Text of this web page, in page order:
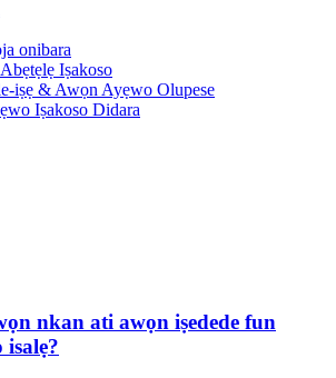
onibara
Iṣakoso
iṣẹ & Awọn Ayẹwo Olupese
Iṣakoso Didara
nkan ati awọn iṣedede fun
isalẹ?